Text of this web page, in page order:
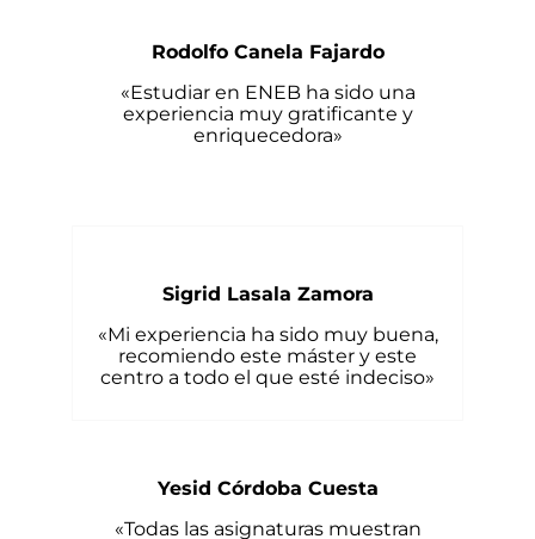
Rodolfo Canela Fajardo
«Estudiar en ENEB ha sido una
experiencia muy gratificante y
enriquecedora»
Sigrid Lasala Zamora
«Mi experiencia ha sido muy buena,
recomiendo este máster y este
centro a todo el que esté indeciso»
Yesid Córdoba Cuesta
«Todas las asignaturas muestran